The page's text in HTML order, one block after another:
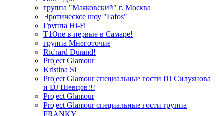
группа "Маяковский" г. Москва
Эротическое шоу "Pafos"
Группа Hi-Fi
T1One в первые в Самаре!
группа Многоточие
Richard Durand!
Project Glamour
Kristina Si
Project Glamour специальные гости DJ Силуянова
и DJ Шевцов!!!
Project Glamour
Project Glamour специальные гости группа
FRANKY